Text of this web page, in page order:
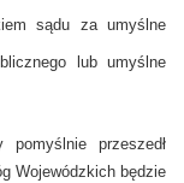
sądu za umyślne
lub umyślne
przeszedł
Wojewódzkich będzie